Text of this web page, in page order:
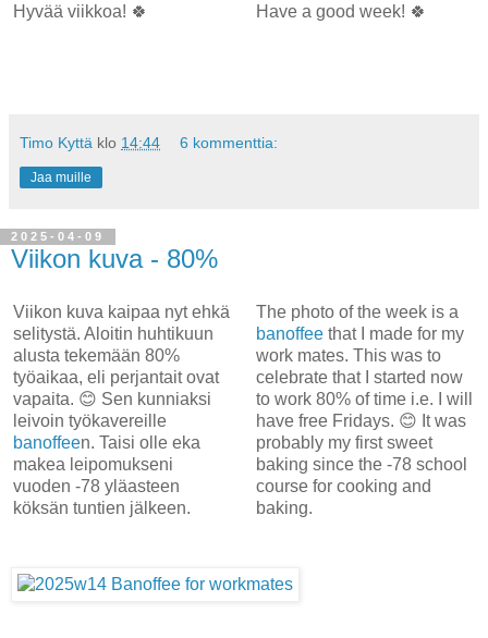
Hyvää viikkoa! 🍀 Have a good week! 🍀
Timo Kyttä klo 14:44 6 kommenttia:
Jaa muille
2025-04-09
Viikon kuva - 80%
Viikon kuva kaipaa nyt ehkä
selitystä. Aloitin huhtikuun
alusta tekemään 80%
työaikaa, eli perjantait ovat
vapaita. 😊 Sen kunniaksi
leivoin työkavereille
banoffeen. Taisi olle eka
makea leipomukseni
vuoden -78 yläasteen
köksän tuntien jälkeen.
The photo of the week is a
banoffeethat I made for my
work mates. This was to
celebrate that I started now
to work 80% of time i.e. I will
have free Fridays. 😊 It was
probably my first sweet
baking since the -78 school
course for cooking and
baking.